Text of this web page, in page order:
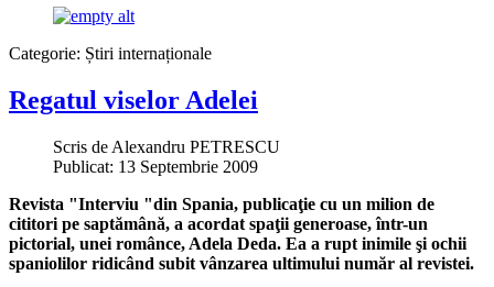
Categorie: Știri internaționale
Regatul viselor Adelei
Scris de Alexandru PETRESCU
Publicat: 13 Septembrie 2009
Revista "Interviu "din Spania, publicaţie cu un milion de
cititori pe saptămână, a acordat spaţii generoase, într-un
pictorial, unei românce, Adela Deda. Ea a rupt inimile şi ochii
spaniolilor ridicând subit vânzarea ultimului număr al revistei.